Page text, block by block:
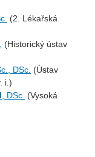
(2. Lékařská
(Historický ústav
DSc. (Ústav
i.)
, DSc. (Vysoká